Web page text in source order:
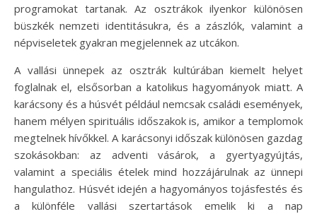
programokat tartanak. Az osztrákok ilyenkor különösen
büszkék nemzeti identitásukra, és a zászlók, valamint a
népviseletek gyakran megjelennek az utcákon.
A vallási ünnepek az osztrák kultúrában kiemelt helyet
foglalnak el, elsősorban a katolikus hagyományok miatt. A
karácsony és a húsvét például nemcsak családi események,
hanem mélyen spirituális időszakok is, amikor a templomok
megtelnek hívőkkel. A karácsonyi időszak különösen gazdag
szokásokban: az adventi vásárok, a gyertyagyújtás,
valamint a speciális ételek mind hozzájárulnak az ünnepi
hangulathoz. Húsvét idején a hagyományos tojásfestés és
a különféle vallási szertartások emelik ki a nap